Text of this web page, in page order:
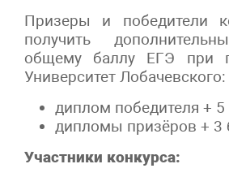
Призеры и победители
получить
общему баллу ЕГЭ при
Университет Лобачевского:
диплом победителя +
дипломы призёров + 3
Участники конкурса: